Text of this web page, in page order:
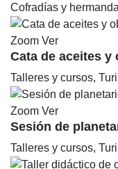
Cofradías y
Zoom Ver
Cata de aceites
Talleres y cursos,
Zoom Ver
Sesión de
Talleres y cursos,